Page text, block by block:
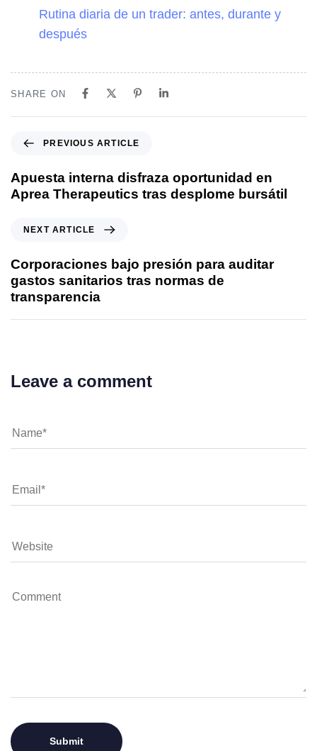
Rutina diaria de un trader: antes, durante y
después
SHARE ON
Previous Article
PREVIOUS ARTICLE
Apuesta interna disfraza oportunidad en
Aprea Therapeutics tras desplome bursátil
Next Article
NEXT ARTICLE
Corporaciones bajo presión para auditar
gastos sanitarios tras normas de
transparencia
Leave a comment